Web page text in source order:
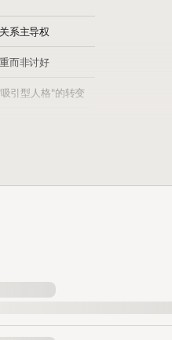
系主导权
而非讨好
引型人格"的转变
"的位置
节奏。如果你想参与进来，欢